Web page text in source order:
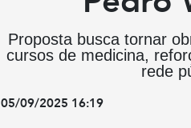
Proposta busca tornar
cursos de medicina,
rede
05/09/2025 16:19